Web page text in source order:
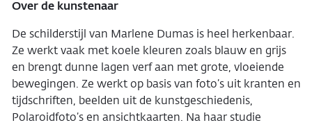
Over de kunstenaar
De schilderstijl van Marlene Dumas is heel herkenbaar.
Ze werkt vaak met koele kleuren zoals blauw en grijs
en brengt dunne lagen verf aan met grote, vloeiende
bewegingen. Ze werkt op basis van foto’s uit kranten en
tijdschriften, beelden uit de kunstgeschiedenis,
Polaroidfoto’s en ansichtkaarten. Na haar studie